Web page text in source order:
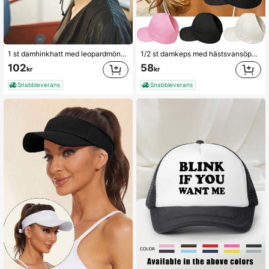
4.68 128 Följare
1 st damhinkhatt med leopardmönster, bredbrättad retro hinkhatt, mångsidig för utomhusbruk och dagligt bruk
102kr
Snabbleverans
1/2 st damkeps med hästsvansöppning, avslappnad keps för rufsigt knutuppsatt hår, lätt keps med skärm, moderiktig solhatt för utomhussporter, vardagsbruk och strand
58kr
Snabbleverans